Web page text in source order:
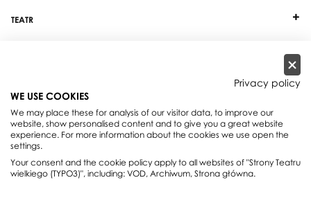
TEATR
Teatr Wielki - Opera Narodowa, plac Teatralny 1, 00-950 Warszawa, skrytka
pocztowa 59
Rezerwacja miejsc:+48 22 692 02 08
Centrala: +48 22 692 02 00
Privacy policy
WE USE COOKIES
We may place these for analysis of our visitor data, to improve our
website, show personalised content and to give you a great website
experience. For more information about the cookies we use open the
settings.
Your consent and the cookie policy apply to all websites of "Strony Teatru
wielkiego (TYPO3)", including: VOD, Archiwum, Strona główna.